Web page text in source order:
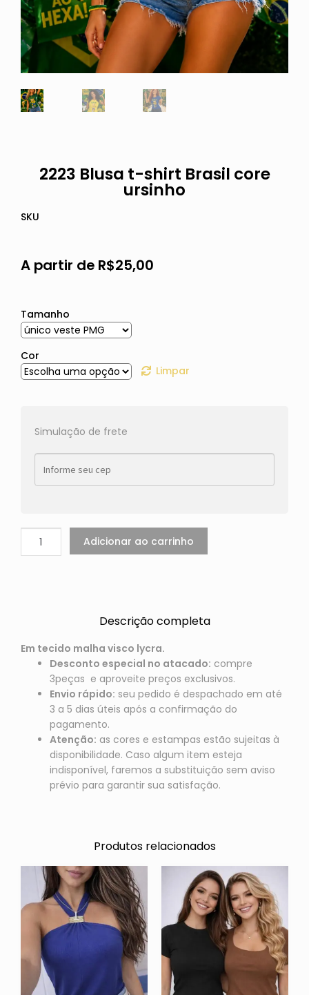
2223 Blusa t-shirt Brasil core
ursinho
SKU
A partir de R$25,00
Tamanho
Cor
Limpar
Simulação de frete
Adicionar ao carrinho
Descrição completa
Em tecido malha visco lycra.
Desconto especial no atacado: compre
3peças e aproveite preços exclusivos.
Envio rápido: seu pedido é despachado em até
3 a 5 dias úteis após a confirmação do
pagamento.
Atenção: as cores e estampas estão sujeitas à
disponibilidade. Caso algum item esteja
indisponível, faremos a substituição sem aviso
prévio para garantir sua satisfação.
Produtos relacionados